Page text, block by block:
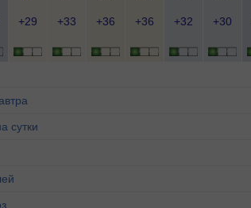
+29 +33 +36 +36 +32 +30
сутки